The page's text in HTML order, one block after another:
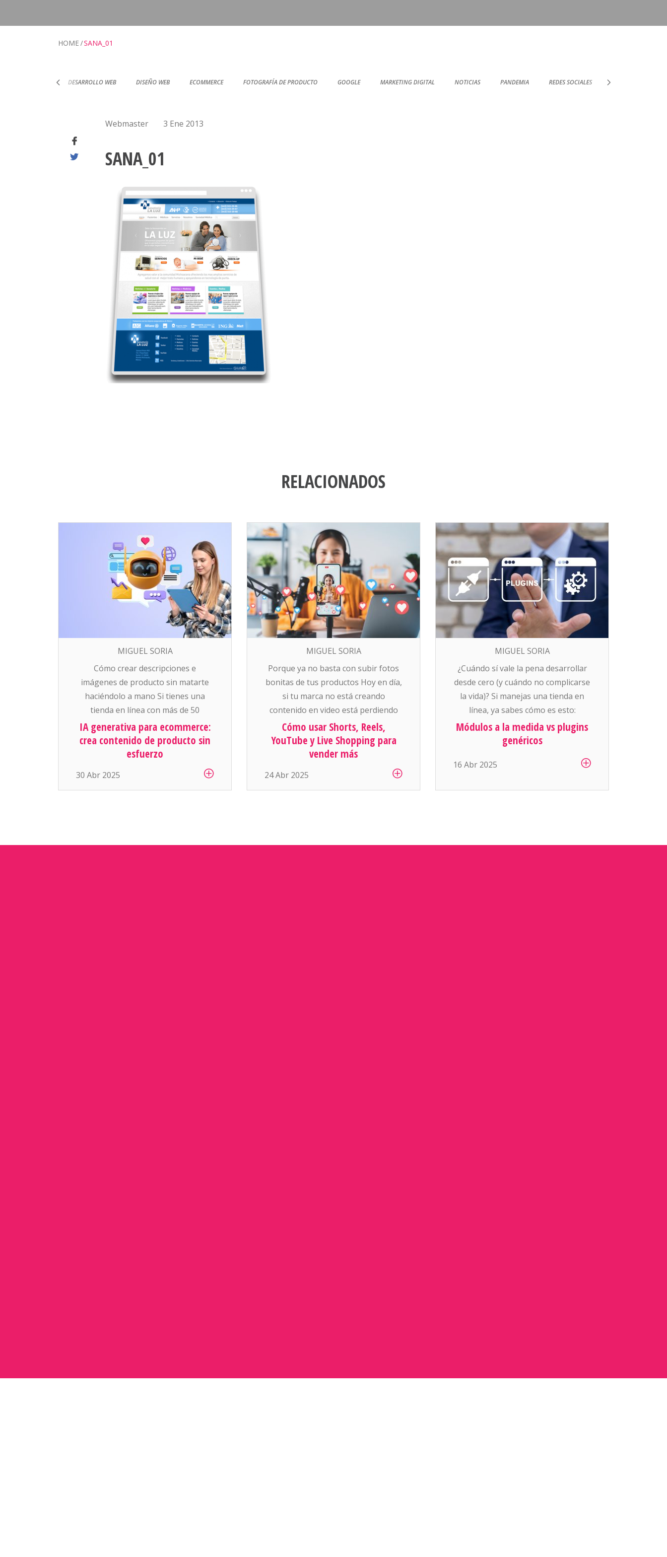
HOME SANA_01
DESARROLLO WEB DISEÑO WEB ECOMMERCE FOTOGRAFÍA DE PRODUCTO GOOGLE MARKETING DIGITAL NOTICIAS PANDEMIA REDES SOCIALES SOPORTE TÉCNICO
Webmaster 3 Ene 2013
SANA_01
RELACIONADOS
MIGUEL SORIA
Cómo crear descripciones e
imágenes de producto sin matarte
haciéndolo a mano Si tienes una
tienda en línea con más de 50
productos, sabes que una de las
tareas más pesadas (y aburridas) es:
escribir descripciones atractivas y
artículo. Y si manejas cientos o miles
de productos… es simplemente
IA generativa para ecommerce:
crea contenido de producto sin
esfuerzo
30 Abr 2025
MIGUEL SORIA
Porque ya no basta con subir fotos
bonitas de tus productos Hoy en día,
si tu marca no está creando
contenido en video está perdiendo
ventas. Las plataformas como
YouTube, Instagram, Facebook y
TikTok están empujando con todo el
consume rápido. Y para el
ecommerce, esto se ha convertido
Cómo usar Shorts, Reels,
YouTube y Live Shopping para
vender más
24 Abr 2025
MIGUEL SORIA
¿Cuándo sí vale la pena desarrollar
desde cero (y cuándo no complicarse
la vida)? Si manejas una tienda en
línea, ya sabes cómo es esto:
siempre se necesita “algo más”. Que
si ahora queremos mostrar precios
de logística necesita generar sus
contabilidad […]
Módulos a la medida vs plugins
genéricos
16 Abr 2025